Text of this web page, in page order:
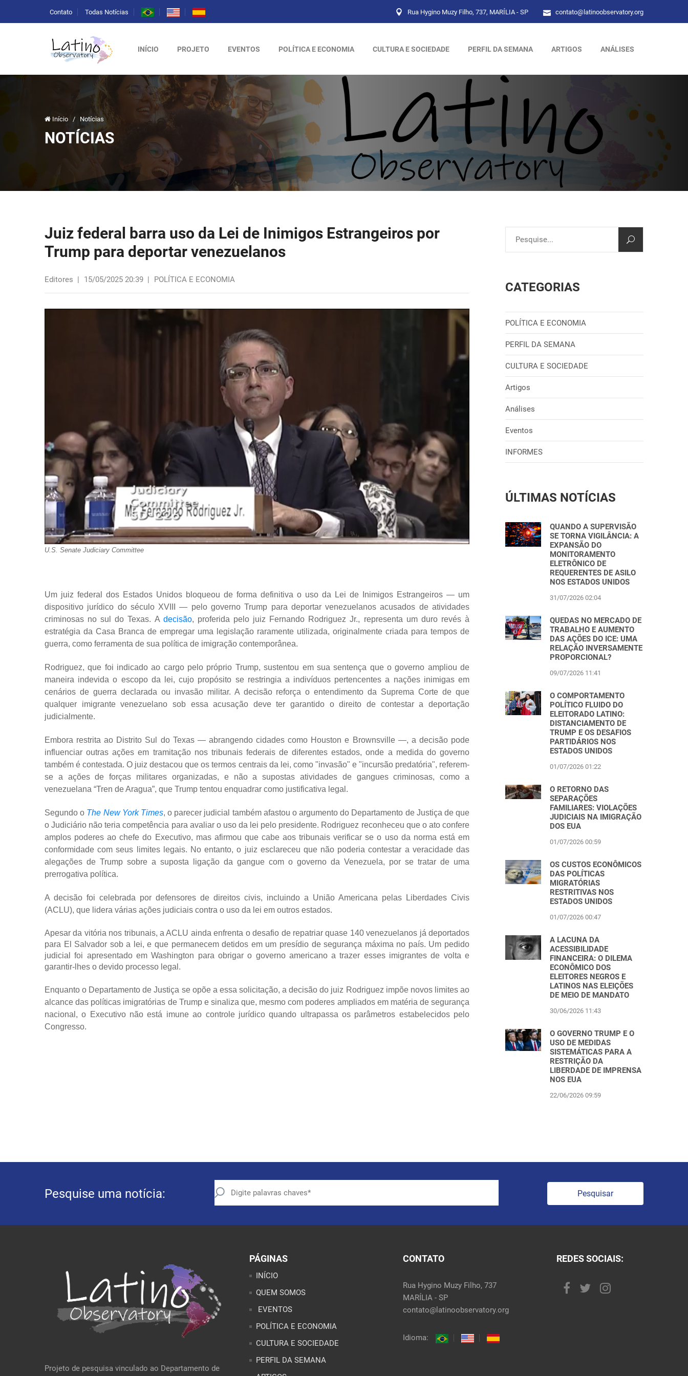
Contato Todas Notícias Rua Hygino Muzy Filho, 737, MARÍLIA - SP contato@latinoobservatory.org
INÍCIO PROJETO EVENTOS POLÍTICA E ECONOMIA CULTURA E SOCIEDADE PERFIL DA SEMANA ARTIGOS ANÁLISES
Início / Notícias
NOTÍCIAS
Juiz federal barra uso da Lei de Inimigos Estrangeiros por
Trump para deportar venezuelanos
Editores | 15/05/2025 20:39 | POLÍTICA E ECONOMIA
U.S. Senate Judiciary Committee
Um juiz federal dos Estados Unidos bloqueou de forma definitiva o uso da Lei de Inimigos Estrangeiros — um
dispositivo jurídico do século XVIII — pelo governo Trump para deportar venezuelanos acusados de atividades
criminosas no sul do Texas. A decisão, proferida pelo juiz Fernando Rodriguez Jr., representa um duro revés à
estratégia da Casa Branca de empregar uma legislação raramente utilizada, originalmente criada para tempos de
guerra, como ferramenta de sua política de imigração contemporânea.
Rodriguez, que foi indicado ao cargo pelo próprio Trump, sustentou em sua sentença que o governo ampliou de
maneira indevida o escopo da lei, cujo propósito se restringia a indivíduos pertencentes a nações inimigas em
cenários de guerra declarada ou invasão militar. A decisão reforça o entendimento da Suprema Corte de que
qualquer imigrante venezuelano sob essa acusação deve ter garantido o direito de contestar a deportação
judicialmente.
Embora restrita ao Distrito Sul do Texas — abrangendo cidades como Houston e Brownsville —, a decisão pode
influenciar outras ações em tramitação nos tribunais federais de diferentes estados, onde a medida do governo
também é contestada. O juiz destacou que os termos centrais da lei, como "invasão" e "incursão predatória", referem-
se a ações de forças militares organizadas, e não a supostas atividades de gangues criminosas, como a
venezuelana “Tren de Aragua”, que Trump tentou enquadrar como justificativa legal.
Segundo o The New York Times, o parecer judicial também afastou o argumento do Departamento de Justiça de que
o Judiciário não teria competência para avaliar o uso da lei pelo presidente. Rodriguez reconheceu que o ato confere
amplos poderes ao chefe do Executivo, mas afirmou que cabe aos tribunais verificar se o uso da norma está em
conformidade com seus limites legais. No entanto, o juiz esclareceu que não poderia contestar a veracidade das
alegações de Trump sobre a suposta ligação da gangue com o governo da Venezuela, por se tratar de uma
prerrogativa política.
A decisão foi celebrada por defensores de direitos civis, incluindo a União Americana pelas Liberdades Civis
(ACLU), que lidera várias ações judiciais contra o uso da lei em outros estados.
Apesar da vitória nos tribunais, a ACLU ainda enfrenta o desafio de repatriar quase 140 venezuelanos já deportados
para El Salvador sob a lei, e que permanecem detidos em um presídio de segurança máxima no país. Um pedido
judicial foi apresentado em Washington para obrigar o governo americano a trazer esses imigrantes de volta e
garantir-lhes o devido processo legal.
Enquanto o Departamento de Justiça se opõe a essa solicitação, a decisão do juiz Rodriguez impõe novos limites ao
alcance das políticas imigratórias de Trump e sinaliza que, mesmo com poderes ampliados em matéria de segurança
nacional, o Executivo não está imune ao controle jurídico quando ultrapassa os parâmetros estabelecidos pelo
Congresso.
CATEGORIAS
POLÍTICA E ECONOMIA
PERFIL DA SEMANA
CULTURA E SOCIEDADE
Artigos
Análises
Eventos
INFORMES
ÚLTIMAS NOTÍCIAS
QUANDO A SUPERVISÃO
SE TORNA VIGILÂNCIA: A
EXPANSÃO DO
MONITORAMENTO
ELETRÔNICO DE
REQUERENTES DE ASILO
NOS ESTADOS UNIDOS
31/07/2026 02:04
QUEDAS NO MERCADO DE
TRABALHO E AUMENTO
DAS AÇÕES DO ICE: UMA
RELAÇÃO INVERSAMENTE
PROPORCIONAL?
09/07/2026 11:41
O COMPORTAMENTO
POLÍTICO FLUIDO DO
ELEITORADO LATINO:
DISTANCIAMENTO DE
TRUMP E OS DESAFIOS
PARTIDÁRIOS NOS
ESTADOS UNIDOS
01/07/2026 01:22
O RETORNO DAS
SEPARAÇÕES
FAMILIARES: VIOLAÇÕES
JUDICIAIS NA IMIGRAÇÃO
DOS EUA
01/07/2026 00:59
OS CUSTOS ECONÔMICOS
DAS POLÍTICAS
MIGRATÓRIAS
RESTRITIVAS NOS
ESTADOS UNIDOS
01/07/2026 00:47
A LACUNA DA
ACESSIBILIDADE
FINANCEIRA: O DILEMA
ECONÔMICO DOS
ELEITORES NEGROS E
LATINOS NAS ELEIÇÕES
DE MEIO DE MANDATO
30/06/2026 11:43
O GOVERNO TRUMP E O
USO DE MEDIDAS
SISTEMÁTICAS PARA A
RESTRIÇÃO DA
LIBERDADE DE IMPRENSA
NOS EUA
22/06/2026 09:59
Pesquise uma notícia: Pesquisar
Projeto de pesquisa vinculado ao Departamento de
PÁGINAS
INÍCIO
QUEM SOMOS
EVENTOS
POLÍTICA E ECONOMIA
CULTURA E SOCIEDADE
PERFIL DA SEMANA
CONTATO
Rua Hygino Muzy Filho, 737
MARÍLIA - SP
contato@latinoobservatory.org
Idioma:
REDES SOCIAIS: